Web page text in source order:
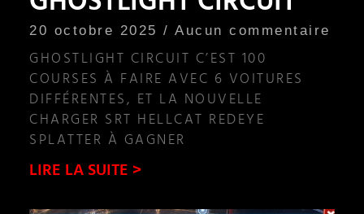
20 octobre 2025 Aucun commentaire
GHOSTLIGHT CIRCUIT C’EST 100
COURSES À FAIRE AVEC 6 VOITURES
DIFFÉRENTES, ET LA NOUVELLE
CHARGER SRT HELLCAT REDEYE
SPLATTER À GAGNER
LIRE LA SUITE >